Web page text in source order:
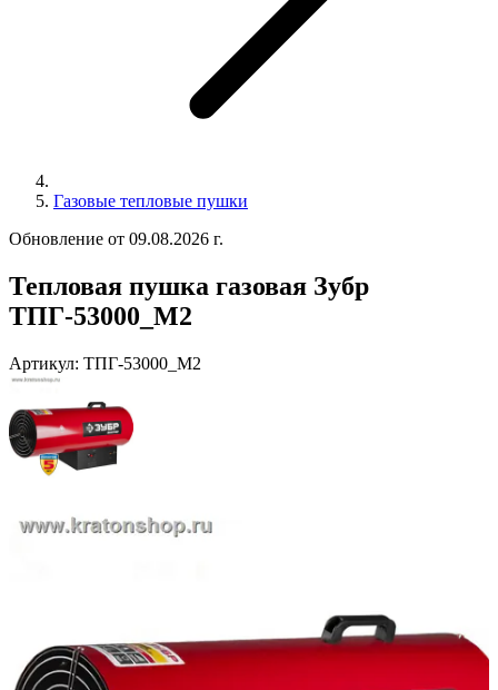
Газовые тепловые пушки
Обновление от 09.08.2026 г.
Тепловая пушка газовая Зубр
ТПГ-53000_М2
Артикул: ТПГ-53000_М2